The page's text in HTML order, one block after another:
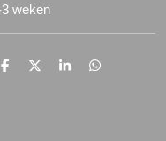
3 weken
D
D
S
D